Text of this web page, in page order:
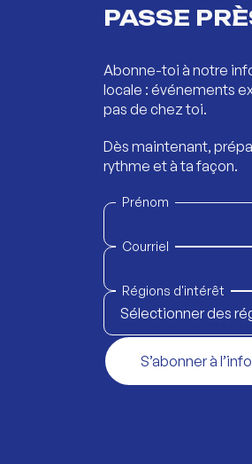
PASSE
Abonne-toi à notre
locale : événements
pas de chez toi.
Dès maintenant,
rythme et à ta façon.
Prénom
Courriel
Régions d'intérêt
Sélectionner des
S’abonner à